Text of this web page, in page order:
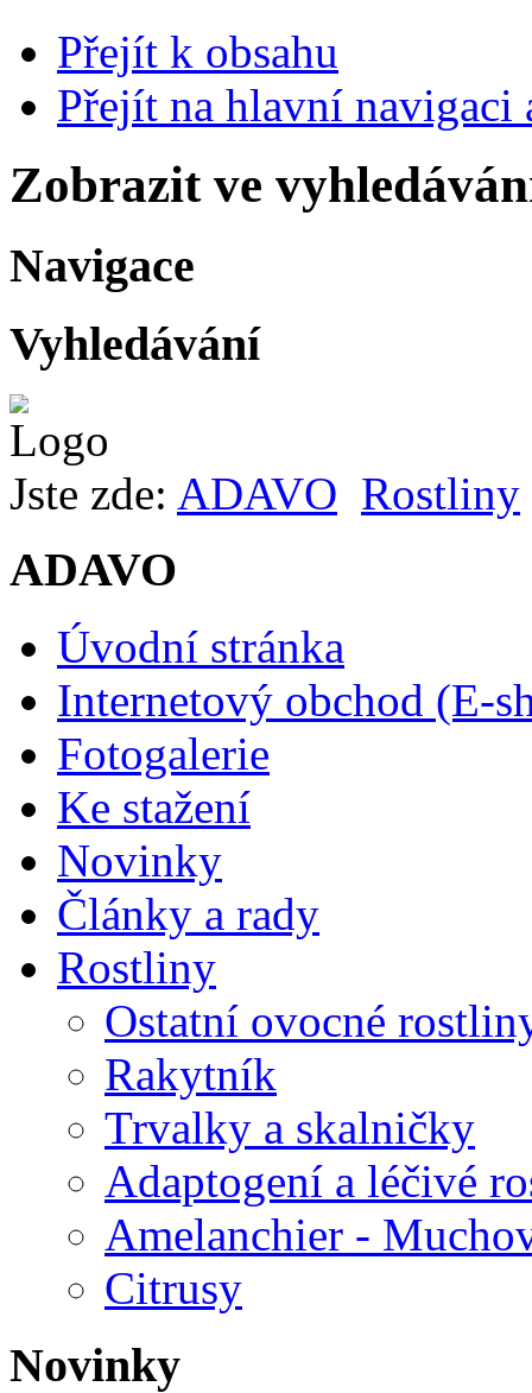
Přejít k obsahu
Přejít na hlavní navigaci
Zobrazit ve
Navigace
Vyhledávání
Jste zde: ADAVO Rostliny
ADAVO
Úvodní stránka
Internetový obchod (E-
Fotogalerie
Ke stažení
Novinky
Články a rady
Rostliny
Ostatní ovocné
Rakytník
Trvalky a skalničky
Adaptogení a léčivé
Amelanchier -
Citrusy
Novinky